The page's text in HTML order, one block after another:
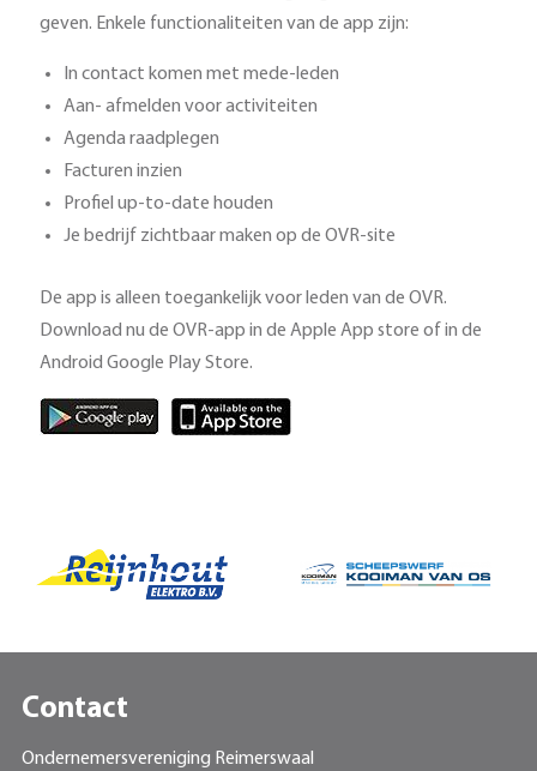
geven. Enkele functionaliteiten van de app zijn:
In contact komen met mede-leden
Aan- afmelden voor activiteiten
Agenda raadplegen
Facturen inzien
Profiel up-to-date houden
Je bedrijf zichtbaar maken op de OVR-site
De app is alleen toegankelijk voor leden van de OVR.
Download nu de OVR-app in de Apple App store of in de
Android Google Play Store.
Contact
Ondernemersvereniging Reimerswaal